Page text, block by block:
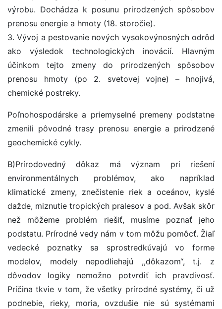
výrobu. Dochádza k posunu prirodzených spôsobov
prenosu energie a hmoty (18. storočie).
3. Vývoj a pestovanie nových vysokovýnosných odrôd
ako výsledok technologických inovácií. Hlavným
účinkom tejto zmeny do prirodzených spôsobov
prenosu hmoty (po 2. svetovej vojne) – hnojivá,
chemické postreky.
Poľnohospodárske a priemyselné premeny podstatne
zmenili pôvodné trasy prenosu energie a prirodzené
geochemické cykly.
B)Prírodovedný dôkaz má význam pri riešení
environmentálnych problémov, ako napríklad
klimatické zmeny, znečistenie riek a oceánov, kyslé
dažde, miznutie tropických pralesov a pod. Avšak skôr
než môžeme problém riešiť, musíme poznať jeho
podstatu. Prírodné vedy nám v tom môžu pomôcť. Žiaľ
vedecké poznatky sa sprostredkúvajú vo forme
modelov, modely nepodliehajú ,,dôkazom“, t.j. z
dôvodov logiky nemožno potvrdiť ich pravdivosť.
Príčina tkvie v tom, že všetky prírodné systémy, či už
podnebie, rieky, moria, ovzdušie nie sú systémami